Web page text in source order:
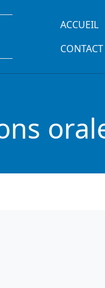
Main
ACCUEIL
CONTACT